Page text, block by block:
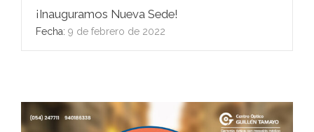
¡Inauguramos Nueva Sede!
Fecha: 9 de febrero de 2022